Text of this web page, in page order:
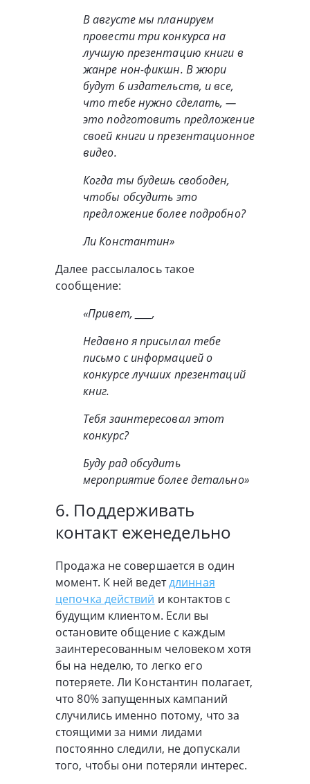
В августе мы планируем
провести три конкурса на
лучшую презентацию книги в
жанре нон-фикшн. В жюри
будут 6 издательств, и все,
что тебе нужно сделать, —
это подготовить предложение
своей книги и презентационное
видео.
Когда ты будешь свободен,
чтобы обсудить это
предложение более подробно?
Ли Константин»
Далее рассылалось такое
сообщение:
«Привет, ____,
Недавно я присылал тебе
письмо с информацией о
конкурсе лучших презентаций
книг.
Тебя заинтересовал этот
конкурс?
Буду рад обсудить
мероприятие более детально»
6. Поддерживать
контакт еженедельно
Продажа не совершается в один
момент. К ней ведетдлинная
цепочка действий и контактов с
будущим клиентом. Если вы
остановите общение с каждым
заинтересованным человеком хотя
бы на неделю, то легко его
потеряете. Ли Константин полагает,
что 80% запущенных кампаний
случились именно потому, что за
стоящими за ними лидами
постоянно следили, не допускали
того, чтобы они потеряли интерес.